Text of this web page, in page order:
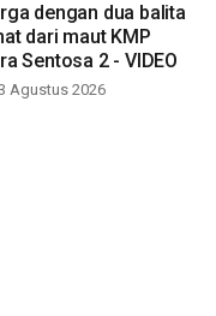
dengan dua balita
dari maut KMP
Sentosa 2 - VIDEO
Agustus 2026